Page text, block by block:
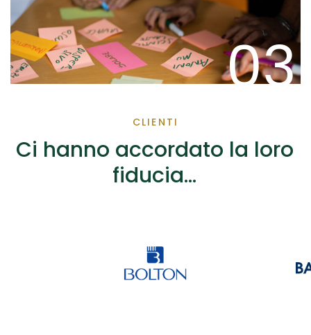
03
CLIENTI
Ci hanno accordato la loro
fiducia...